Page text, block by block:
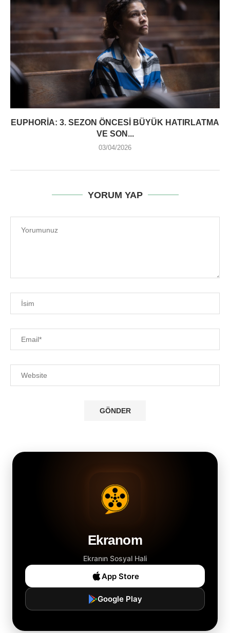
EUPHORIA: 3. SEZON ÖNCESI BÜYÜK HATIRLATMA
VE SON...
03/04/2026
YORUM YAP
Ekranom
Ekranın Sosyal Hali
App Store
Google Play